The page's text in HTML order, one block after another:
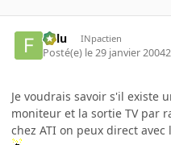
Fulu INpactien
Posté(e) le 29 janvier 2004
Je voudrais savoir s'il existe
moniteur et la sortie TV par
chez ATI on peux direct avec